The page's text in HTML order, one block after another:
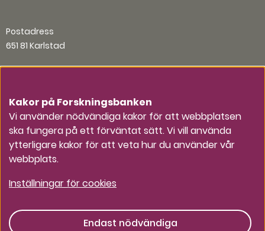
Postadress
651 81 Karlstad
Andra kontaktvägar
Press
Kakor på Forskningsbanken
Vi använder nödvändiga kakor för att webbplatsen
ska fungera på ett förväntat sätt. Vi vill använda
ytterligare kakor för att veta hur du använder vår
webbplats.
Inställningar för cookies
Endast nödvändiga